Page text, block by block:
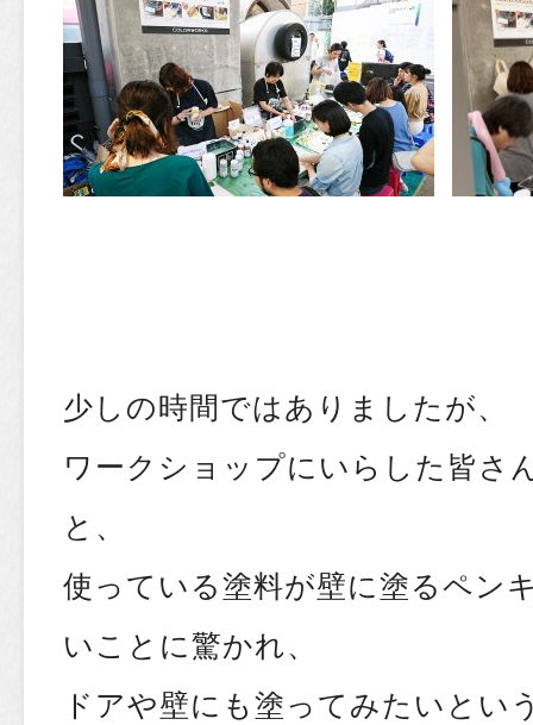
少しの時間ではありましたが、
ワークショップにいらした皆さ
と、
使っている塗料が壁に塗るペン
いことに驚かれ、
ドアや壁にも塗ってみたいとい